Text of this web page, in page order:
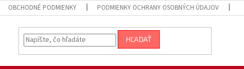
OBCHODNÉ PODMIENKY PODMIENKY OCHRANY OSOBNÝCH ÚDAJOV
HĽADAŤ